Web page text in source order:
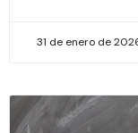
31 de enero de